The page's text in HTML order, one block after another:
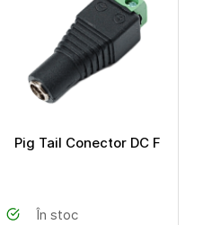
Pig Tail Conector DC F
În stoc